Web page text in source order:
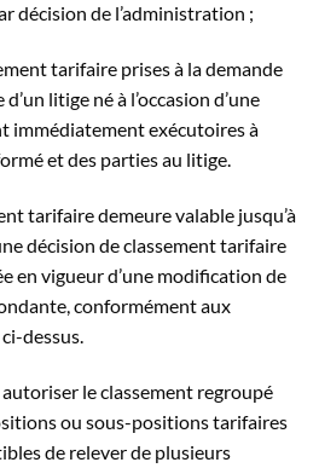
décision de l’administration ;
tarifaire prises à la demande
litige né à l’occasion d’une
immédiatement exécutoires à
et des parties au litige.
tarifaire demeure valable jusqu’à
décision de classement tarifaire
en vigueur d’une modification de
conformément aux
dessus.
le classement regroupé
ou sous-positions tarifaires
de relever de plusieurs